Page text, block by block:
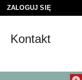
ZALOGUJ SIĘ
Kontakt